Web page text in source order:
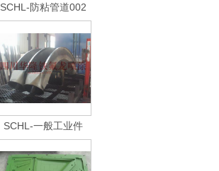
SCHL-防粘管道002
SCHL-一般工业件
001